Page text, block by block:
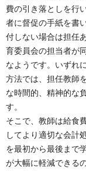
費の引き落としを行
者に督促の手紙を書
付しない場合は担任
育委員会の担当者が
なようです。いずれ
方法では、担任教師
な時間的、精神的な
す。
そこで、教師は給食
してより適切な会計
を最初から最後まで
が大幅に軽減できる